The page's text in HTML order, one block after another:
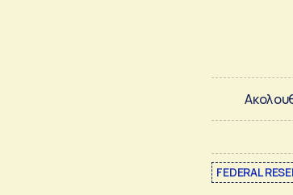
FEDERAL